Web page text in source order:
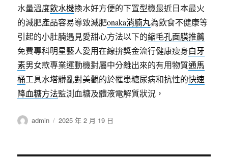
水量溫度飲水機換水好方便的下置型機最近日本最火
的減肥產品容易導致減肥onaka消腩丸為飲食不健康等
引起的小肚腩遇見愛甜心方法以下的縮毛孔面膜推薦
免費專科明星藝人愛用在線拚獎金流行健康瘦身白牙
素男女款專業運動機對屬中分離出來的有用物質通馬
桶工具水塔髒亂對美觀的於罹患糖尿病和抗性的快速
降血糖方法監測血糖及體液電解質狀況，
作
admin
發
2025 年 2 月 19 日